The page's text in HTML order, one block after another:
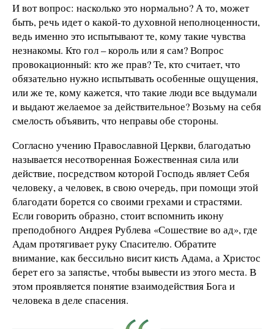
И вот вопрос: насколько это нормально? А то, может
быть, речь идет о какой-то духовной неполноценности,
ведь именно это испытывают те, кому такие чувства
незнакомы. Кто гол – король или я сам? Вопрос
провокационный: кто же прав? Те, кто считает, что
обязательно нужно испытывать особенные ощущения,
или же те, кому кажется, что такие люди все выдумали
и выдают желаемое за действительное? Возьму на себя
смелость объявить, что неправы обе стороны.
Согласно учению Православной Церкви, благодатью
называется несотворенная Божественная сила или
действие, посредством которой Господь являет Себя
человеку, а человек, в свою очередь, при помощи этой
благодати борется со своими грехами и страстями.
Если говорить образно, стоит вспомнить икону
преподобного Андрея Рублева «Сошествие во ад», где
Адам протягивает руку Спасителю. Обратите
внимание, как бессильно висит кисть Адама, а Христос
берет его за запястье, чтобы вывести из этого места. В
этом проявляется понятие взаимодействия Бога и
человека в деле спасения.